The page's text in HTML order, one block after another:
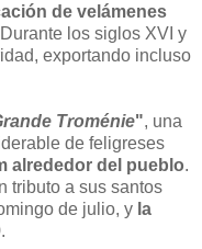
de velámenes
los siglos XVI y
exportando incluso
Troménie", una
de feligreses
alrededor del pueblo.
tributo a sus santos
de julio, y la
.